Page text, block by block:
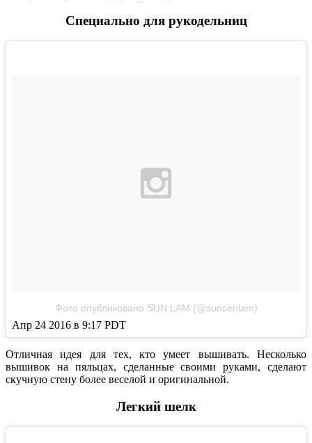
Специально для рукодельниц
Фото опубликовано SUN LAM (@sunsenlam)
Апр 24 2016 в 9:17 PDT
Отличная идея для тех, кто умеет вышивать. Несколько
вышивок на пяльцах, сделанные своими руками, сделают
скучную стену более веселой и оригинальной.
Легкий шелк